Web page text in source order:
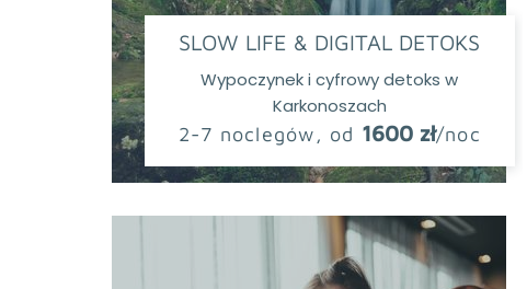
SLOW LIFE & DIGITAL DETOKS
Wypoczynek i cyfrowy detoks w
Karkonoszach
2-7 noclegów, od 1600 zł/noc